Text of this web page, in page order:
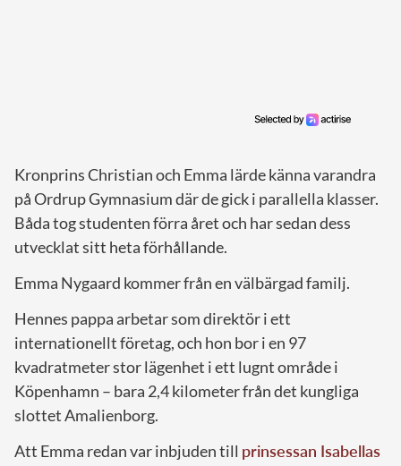
Kronprins Christian och Emma lärde känna varandra
på Ordrup Gymnasium där de gick i parallella klasser.
Båda tog studenten förra året och har sedan dess
utvecklat sitt heta förhållande.
Emma Nygaard kommer från en välbärgad familj.
Hennes pappa arbetar som direktör i ett
internationellt företag, och hon bor i en 97
kvadratmeter stor lägenhet i ett lugnt område i
Köpenhamn – bara 2,4 kilometer från det kungliga
slottet Amalienborg.
Att Emma redan var inbjuden till prinsessan Isabellas